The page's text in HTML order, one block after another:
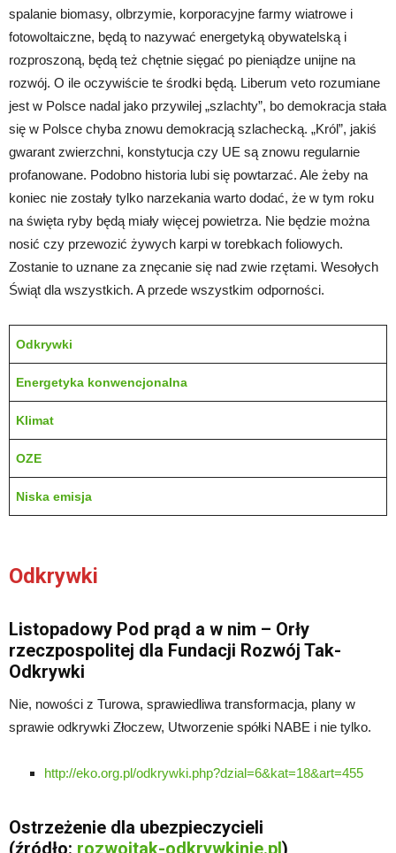
spalanie biomasy, olbrzymie, korporacyjne farmy wiatrowe i
fotowoltaiczne, będą to nazywać energetyką obywatelską i
rozproszoną, będą też chętnie sięgać po pieniądze unijne na
rozwój. O ile oczywiście te środki będą. Liberum veto rozumiane
jest w Polsce nadal jako przywilej „szlachty”, bo demokracja stała
się w Polsce chyba znowu demokracją szlachecką. „Król”, jakiś
gwarant zwierzchni, konstytucja czy UE są znowu regularnie
profanowane. Podobno historia lubi się powtarzać. Ale żeby na
koniec nie zostały tylko narzekania warto dodać, że w tym roku
na święta ryby będą miały więcej powietrza. Nie będzie można
nosić czy przewozić żywych karpi w torebkach foliowych.
Zostanie to uznane za znęcanie się nad zwie rzętami. Wesołych
Świąt dla wszystkich. A przede wszystkim odporności.
Odkrywki
Energetyka konwencjonalna
Klimat
OZE
Niska emisja
Odkrywki
Listopadowy Pod prąd a w nim – Orły
rzeczpospolitej dla Fundacji Rozwój Tak-
Odkrywki
Nie, nowości z Turowa, sprawiedliwa transformacja, plany w
sprawie odkrywki Złoczew, Utworzenie spółki NABE i nie tylko.
http://eko.org.pl/odkrywki.php?dzial=6&kat=18&art=455
Ostrzeżenie dla ubezpieczycieli
(źródło: rozwojtak-odkrywkinie.pl)